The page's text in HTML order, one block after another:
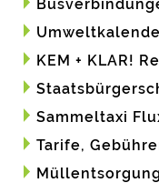
KEM + KLAR!
Sammeltaxi
Tarife,
Müllentsorgung